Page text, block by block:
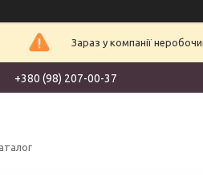
Зараз у компанії
+380 (98) 207-00-37